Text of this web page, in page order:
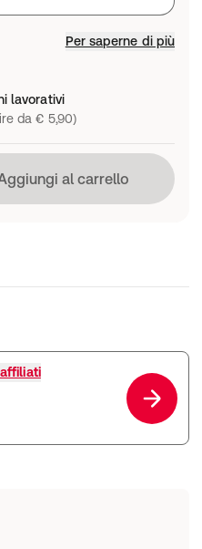
Per saperne di più
lavorativi
da € 5,90)
in
al carrello